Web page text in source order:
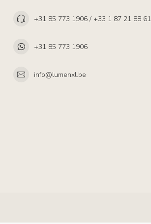
+31 85 773 1906 / +33 1 87 21 88 61
+31 85 773 1906
info@lumenxl.be